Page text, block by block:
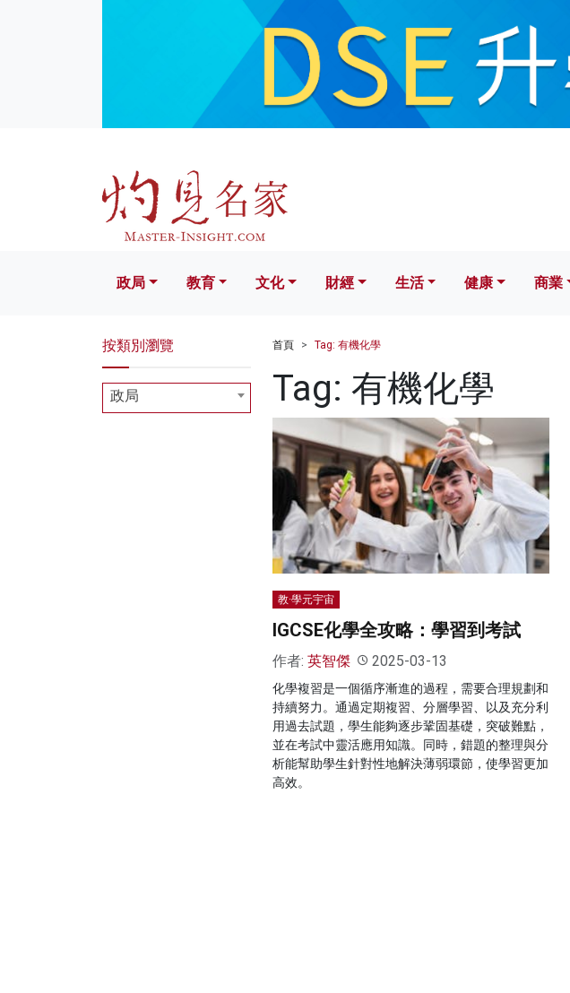
文化 財經 生活 健康
政局 教育 文化 財經 生活 健康 商業
首頁 Tag: 有機化學
Tag: 有機化學
教·學元宇宙
IGCSE化學全攻略：學習到考試
作者: 英智傑 2025-03-13
化學複習是一個循序漸進的過程，需要合理規劃和
持續努力。通過定期複習、分層學習、以及充分利
用過去試題，學生能夠逐步鞏固基礎，突破難點，
並在考試中靈活應用知識。同時，錯題的整理與分
析能幫助學生針對性地解決薄弱環節，使學習更加
高效。
按類別瀏覽
政局